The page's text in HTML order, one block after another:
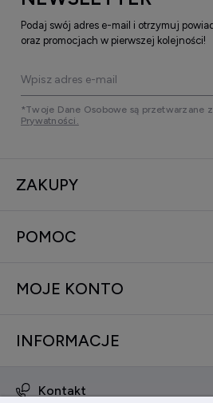
Podaj swój adres e-mail i otrzymuj
oraz promocjach w pierwszej kolejności!
*Twoje Dane Osobowe są przetwarzane
Prywatności.
ZAKUPY
POMOC
MOJE KONTO
INFORMACJE
Kontakt